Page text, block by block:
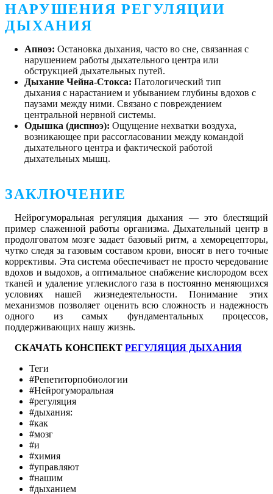
НАРУШЕНИЯ РЕГУЛЯЦИИ
ДЫХАНИЯ
Апноэ: Остановка дыхания, часто во сне, связанная с
нарушением работы дыхательного центра или
обструкцией дыхательных путей.
Дыхание Чейна-Стокса: Патологический тип
дыхания с нарастанием и убыванием глубины вдохов с
паузами между ними. Связано с повреждением
центральной нервной системы.
Одышка (диспноэ): Ощущение нехватки воздуха,
возникающее при рассогласовании между командой
дыхательного центра и фактической работой
дыхательных мышц.
ЗАКЛЮЧЕНИЕ
Нейрогуморальная регуляция дыхания — это блестящий
пример слаженной работы организма. Дыхательный центр в
продолговатом мозге задает базовый ритм, а хеморецепторы,
чутко следя за газовым составом крови, вносят в него точные
коррективы. Эта система обеспечивает не просто чередование
вдохов и выдохов, а оптимальное снабжение кислородом всех
тканей и удаление углекислого газа в постоянно меняющихся
условиях нашей жизнедеятельности. Понимание этих
механизмов позволяет оценить всю сложность и надежность
одного из самых фундаментальных процессов,
поддерживающих нашу жизнь.
СКАЧАТЬ КОНСПЕКТ РЕГУЛЯЦИЯ ДЫХАНИЯ
Теги
#Репетиторпобиологии
#Нейрогуморальная
#регуляция
#дыхания:
#как
#мозг
#и
#химия
#управляют
#нашим
#дыханием